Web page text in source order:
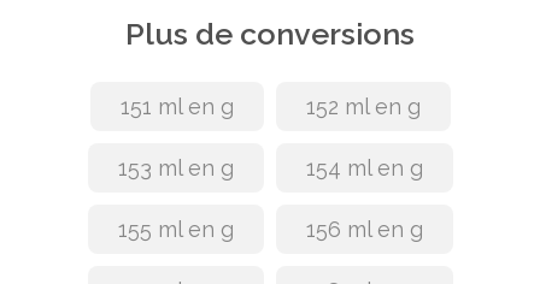
Plus de conversions
151 ml en g 152 ml en g
153 ml en g 154 ml en g
155 ml en g 156 ml en g